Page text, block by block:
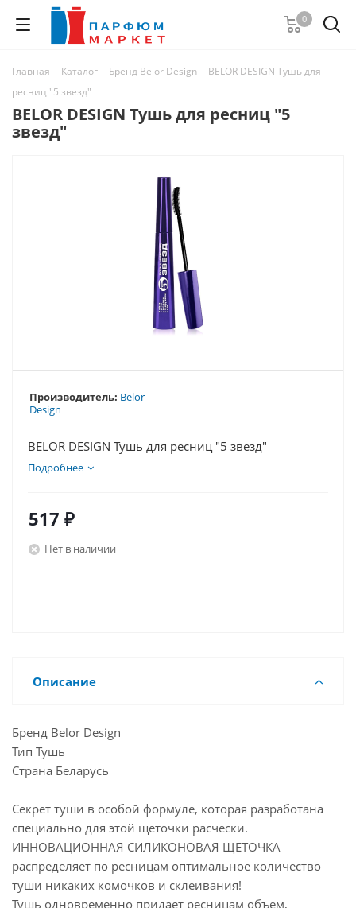
0
Главная - Каталог - Бренд Belor Design - BELOR DESIGN Тушь для
ресниц "5 звезд"
BELOR DESIGN Тушь для ресниц "5
звезд"
Производитель: Belor
Design
BELOR DESIGN Тушь для ресниц "5 звезд"
Подробнее
517 ₽
Нет в наличии
Описание
Бренд Belor Design
Тип Тушь
Страна Беларусь
Секрет туши в особой формуле, которая разработана
специально для этой щеточки расчески.
ИННОВАЦИОННАЯ СИЛИКОНОВАЯ ЩЕТОЧКА
распределяет по ресницам оптимальное количество
туши никаких комочков и склеивания!
Тушь одновременно придает ресницам объем,